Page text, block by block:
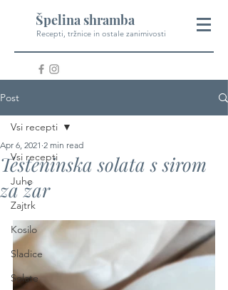
Špelina shramba
Recepti, tržnice in ostale zanimivosti
Post
Vsi recepti
Juhe
Zajtrk
Kosilo
Sladice
Solate
Vsi recepti
Testeninska solata s sirom
za žar
Apr 6, 2021 2 min read